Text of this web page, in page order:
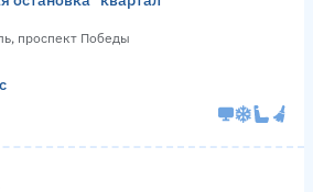
проспект Победы